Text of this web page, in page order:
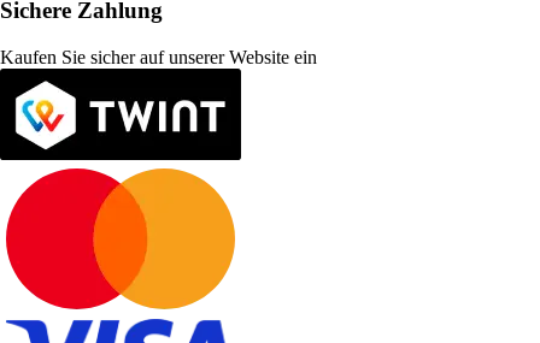
Sichere Zahlung
Kaufen Sie sicher auf unserer Website ein